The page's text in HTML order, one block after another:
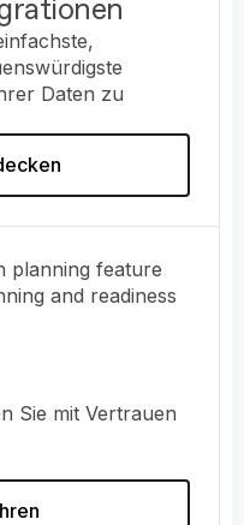
Daten zu
Sie mit Vertrauen